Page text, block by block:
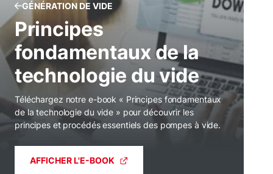
GÉNÉRATION DE VIDE
Principes
fondamentaux de la
technologie du vide
Téléchargez notre e-book « Principes fondamentaux
de la technologie du vide » pour découvrir les
principes et procédés essentiels des pompes à vide.
AFFICHER L'E-BOOK